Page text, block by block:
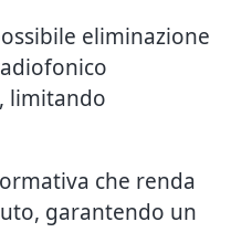
eliminazione
limitando
che renda
garantendo un